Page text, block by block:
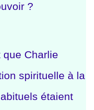
?
Charlie
spirituelle à la
étaient